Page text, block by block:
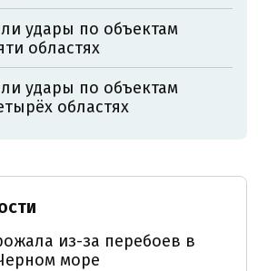
удары по объектам
областях
удары по объектам
областях
из-за перебоев в
море